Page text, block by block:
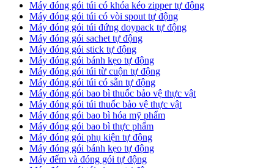
Máy đóng gói túi có khóa kéo zipper tự động
Máy đóng gói túi có vòi spout tự động
Máy đóng gói túi đứng doypack tự động
Máy đóng gói sachet tự động
Máy đóng gói stick tự động
Máy đóng gói bánh kẹo tự động
Máy đóng gói túi từ cuộn tự động
Máy đóng gói túi có sẵn tự động
Máy đóng gói bao bì thuốc bảo vệ thực vật
Máy đóng gói túi thuốc bảo vệ thực vật
Máy đóng gói bao bì hóa mỹ phẩm
Máy đóng gói bao bì thực phẩm
Máy đóng gói phụ kiện tự động
Máy đóng gói bánh kẹo tự động
Máy đếm và đóng gói tự động